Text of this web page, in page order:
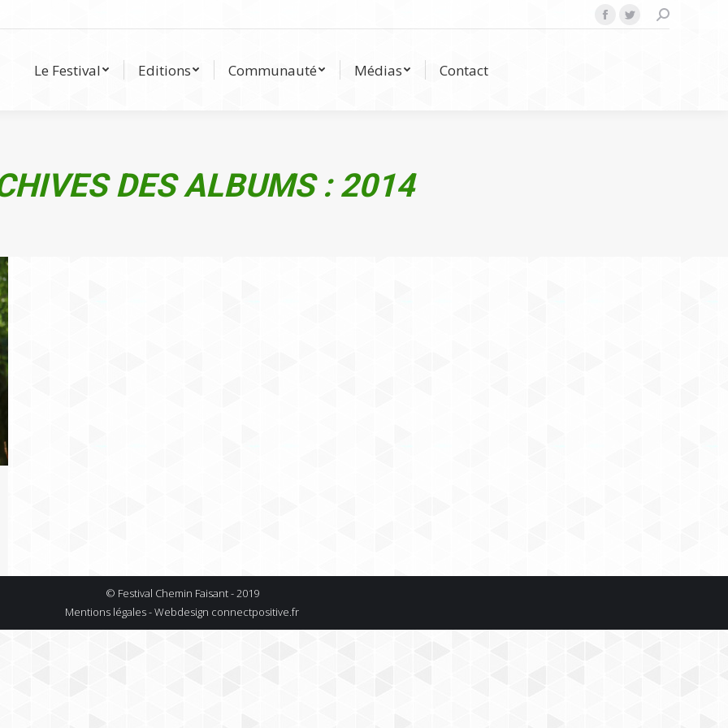
Facebook
TwitterSearch:
Le Festival Editions Communauté Médias Contact
DES ALBUMS :2014
© Festival Chemin Faisant - 2019
Mentions légales - Webdesign connectpositive.fr
Le Festival Editions Communauté Médias Contact